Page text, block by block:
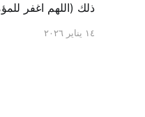
ذلك (اللهم اغفر
ثواني معدودة.
١٤ يناير ٢٠٢٦